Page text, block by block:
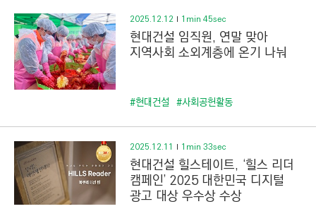
N
S
T
R
C
T
I
O
N
2025.12.12 1min 45sec
현대건설 임직원, 연말 맞아
지역사회 소외계층에 온기 나눠
#현대건설 #사회공헌활동
2025.12.11 1min 33sec
현대건설 힐스테이트, ‘힐스 리더
캠페인’ 2025 대한민국 디지털
광고 대상 우수상 수상